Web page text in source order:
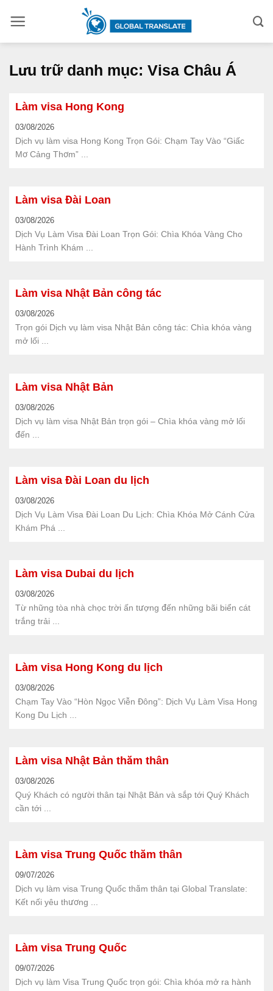
qua
nội
Lưu trữ danh mục: Visa Châu Á
Làm visa Hong Kong
03/08/2026
Dịch vụ làm visa Hong Kong Trọn Gói: Chạm Tay Vào “Giấc
Mơ Cảng Thơm” ...
Làm visa Đài Loan
03/08/2026
Dịch Vụ Làm Visa Đài Loan Trọn Gói: Chìa Khóa Vàng Cho
Hành Trình Khám ...
Làm visa Nhật Bản công tác
03/08/2026
Trọn gói Dịch vụ làm visa Nhật Bản công tác: Chìa khóa vàng
mở lối ...
Làm visa Nhật Bản
03/08/2026
Dịch vụ làm visa Nhật Bản trọn gói – Chìa khóa vàng mở lối
đến ...
Làm visa Đài Loan du lịch
03/08/2026
Dịch Vụ Làm Visa Đài Loan Du Lịch: Chìa Khóa Mở Cánh Cửa
Khám Phá ...
Làm visa Dubai du lịch
03/08/2026
Từ những tòa nhà chọc trời ấn tượng đến những bãi biển cát
trắng trải ...
Làm visa Hong Kong du lịch
03/08/2026
Chạm Tay Vào “Hòn Ngọc Viễn Đông”: Dịch Vụ Làm Visa Hong
Kong Du Lịch ...
Làm visa Nhật Bản thăm thân
03/08/2026
Quý Khách có người thân tại Nhật Bản và sắp tới Quý Khách
cần tới ...
Làm visa Trung Quốc thăm thân
09/07/2026
Dịch vụ làm visa Trung Quốc thăm thân tại Global Translate:
Kết nối yêu thương ...
Làm visa Trung Quốc
09/07/2026
Dịch vụ làm Visa Trung Quốc trọn gói: Chìa khóa mở ra hành